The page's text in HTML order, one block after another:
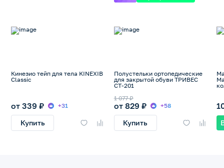
Кинезио тейп для тела KINEXIB
Classic
от 339 ₽ +31
Купить
Полустельки ортопедические
для закрытой обуви ТРИВЕС
СТ-201
от 829 ₽
1 077 ₽
+58
Купить